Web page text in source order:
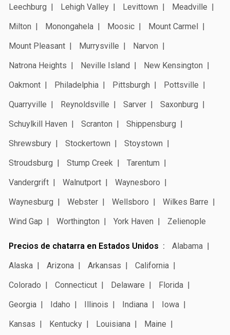
Leechburg
Lehigh Valley Levittown
Meadville
Milton
Monongahela Moosic
Mount Carmel
Mount Pleasant
Murrysville
Narvon
Natrona Heights
Neville Island
New Kensington
Oakmont
Philadelphia Pittsburgh
Pottsville
Quarryville
Reynoldsville Sarver
Saxonburg
Schuylkill Haven
Scranton
Shippensburg
Shrewsbury
Stockertown
Stoystown
Stroudsburg
Stump Creek
Tarentum
Vandergrift
Walnutport
Waynesboro
Waynesburg
Webster Wellsboro
Wilkes Barre
Wind Gap
Worthington York Haven Zelienople
Precios de chatarra en Estados Unidos
Alabama
Alaska
Arizona Arkansas
California
Colorado
Connecticut Delaware
Florida
Georgia
Idaho Illinois Indiana
Iowa
Kansas
Kentucky Louisiana
Maine